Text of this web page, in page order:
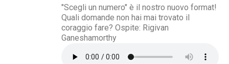
"Scegli un numero" è il nostro nuovo format!
Quali domande non hai mai trovato il
coraggio fare? Ospite: Rigivan
Ganeshamorthy